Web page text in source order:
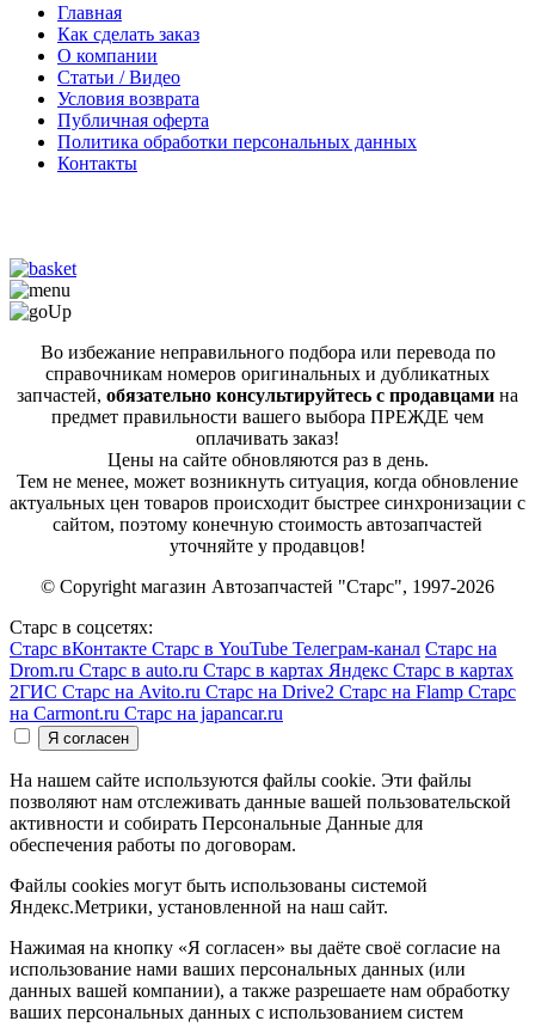
Главная
Как сделать заказ
О компании
Статьи / Видео
Условия возврата
Публичная оферта
Политика обработки персональных данных
Контакты
Во избежание неправильного подбора или перевода по
справочникам номеров оригинальных и дубликатных
запчастей, обязательно консультируйтесь с продавцами на
предмет правильности вашего выбора ПРЕЖДЕ чем
оплачивать заказ!
Цены на сайте обновляются раз в день.
Тем не менее, может возникнуть ситуация, когда обновление
актуальных цен товаров происходит быстрее синхронизации с
сайтом, поэтому конечную стоимость автозапчастей
уточняйте у продавцов!
© Copyright магазин Автозапчастей "Старс", 1997-2026
Старс в соцсетях:
Старс вКонтакте Старс в YouTube Телеграм-канал Старс на
Drom.ru Старс в auto.ru Старс в картах Яндекс Старс в картах
2ГИС Старс на Avito.ru Старс на Drive2 Старс на Flamp Старс
на Carmont.ru Старс на japancar.ru
На нашем сайте используются файлы cookie. Эти файлы
позволяют нам отслеживать данные вашей пользовательской
активности и собирать Персональные Данные для
обеспечения работы по договорам.
Файлы cookies могут быть использованы системой
Яндекс.Метрики, установленной на наш сайт.
Нажимая на кнопку «Я согласен» вы даёте своё согласие на
использование нами ваших персональных данных (или
данных вашей компании), а также разрешаете нам обработку
ваших персональных данных с использованием систем